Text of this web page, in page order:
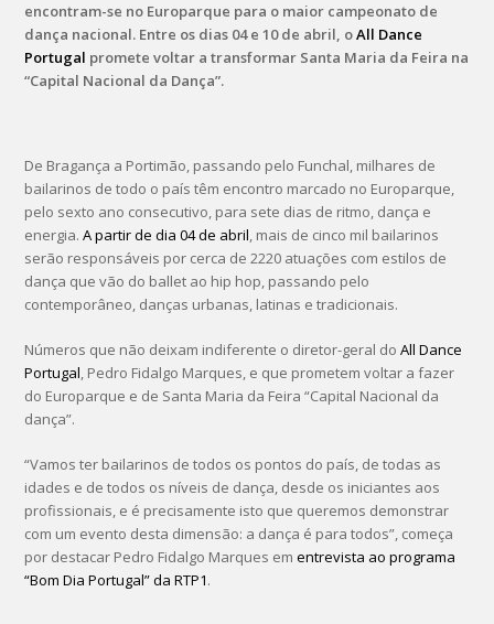
encontram-se no Europarque para o maior campeonato de
dança nacional. Entre os dias 04 e 10 de abril, oAll Dance
Portugal promete voltar a transformar Santa Maria da Feira na
“Capital Nacional da Dança”.
De Bragança a Portimão, passando pelo Funchal, milhares de
bailarinos de todo o país têm encontro marcado no Europarque,
pelo sexto ano consecutivo, para sete dias de ritmo, dança e
energia.A partir de dia 04 de abril, mais de cinco mil bailarinos
serão responsáveis por cerca de 2220 atuações com estilos de
dança que vão do ballet ao hip hop, passando pelo
contemporâneo, danças urbanas, latinas e tradicionais.
Números que não deixam indiferente o diretor-geral doAll Dance
Portugal, Pedro Fidalgo Marques, e que prometem voltar a fazer
do Europarque e de Santa Maria da Feira “Capital Nacional da
dança”.
“Vamos ter bailarinos de todos os pontos do país, de todas as
idades e de todos os níveis de dança, desde os iniciantes aos
profissionais, e é precisamente isto que queremos demonstrar
com um evento desta dimensão: a dança é para todos”, começa
por destacar Pedro Fidalgo Marques ementrevista ao programa
“Bom Dia Portugal” da RTP1.